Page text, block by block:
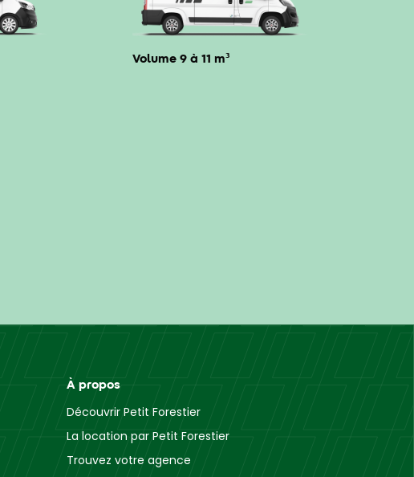
Volume 9 à 11 m³
À propos
Découvrir Petit Forestier
La location par Petit Forestier
Trouvez votre agence